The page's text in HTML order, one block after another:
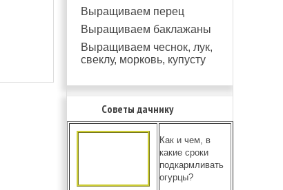
Выращиваем перец
Выращиваем баклажаны
Выращиваем чеснок, лук,
свеклу, морковь, купусту
Советы дачнику
Как и чем, в
какие сроки
подкармливать
огурцы?